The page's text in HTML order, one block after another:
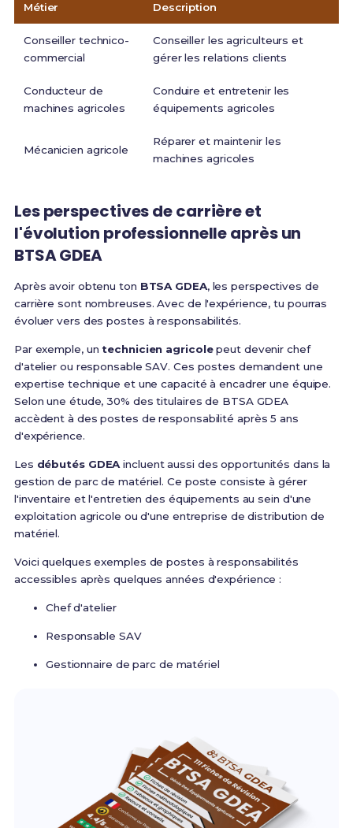
Métier Description
Conseiller technico-
commercial
Conseiller les agriculteurs et
gérer les relations clients
Conducteur de
machines agricoles
Conduire et entretenir les
équipements agricoles
Mécanicien agricole
Réparer et maintenir les
machines agricoles
Les perspectives de carrière et
l'évolution professionnelle après un
BTSA GDEA
Après avoir obtenu ton BTSA GDEA, les perspectives de
carrière sont nombreuses. Avec de l'expérience, tu pourras
évoluer vers des postes à responsabilités.
Par exemple, untechnicien agricolepeut devenir chef
d'atelier ou responsable SAV. Ces postes demandent une
expertise technique et une capacité à encadrer une équipe.
Selon une étude, 30% des titulaires de BTSA GDEA
accèdent à des postes de responsabilité après 5 ans
d'expérience.
Les débutés GDEAincluent aussi des opportunités dans la
gestion de parc de matériel. Ce poste consiste à gérer
l'inventaire et l'entretien des équipements au sein d'une
exploitation agricole ou d'une entreprise de distribution de
matériel.
Voici quelques exemples de postes à responsabilités
accessibles après quelques années d'expérience :
Chef d'atelier
Responsable SAV
Gestionnaire de parc de matériel